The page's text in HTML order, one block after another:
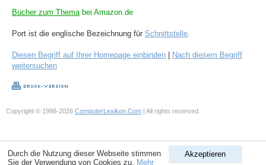
Bücher zum Themabei Amazon.de
Port ist die englische Bezeichnung für Schnittstelle.
Diesen Begriff auf Ihrer Homepage einbinden
Nach diesem Begriff
weitersuchen
Akzeptieren
Durch die Nutzung dieser Webseite stimmen
Sie der Verwendung von Cookies zu. Mehr
Copyright © 1998-2026 ComputerLexikon.Com | All rights reserved.